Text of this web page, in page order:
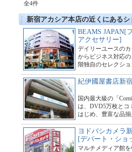
全4件
新宿アカシア本店の近くにあるシ
BEAMS JAPAN[
アクセサリー]
デイリーユースの
からビジネス対応
階独自のセレクショ
紀伊國屋書店新
国内最大級の「
は、DVD5万枚とコ
はじめ、豊富な品
ヨドバシカメラ
[デパート・ショ
マルチメディア館